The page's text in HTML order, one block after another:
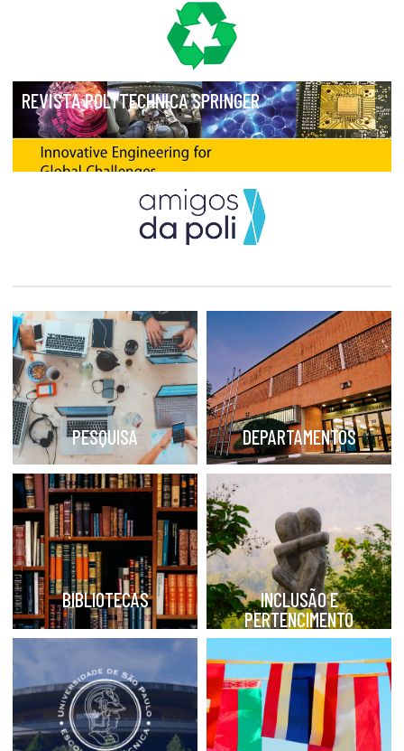
REVISTA POLYTECHNICA SPRINGER
PESQUISA DEPARTAMENTOS
BIBLIOTECAS
INCLUSÃO E
PERTENCIMENTO